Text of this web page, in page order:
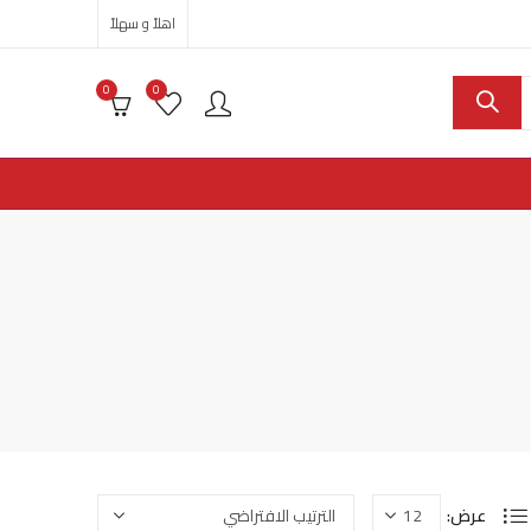
اهلاً و سهلاً
0
0
عرض: